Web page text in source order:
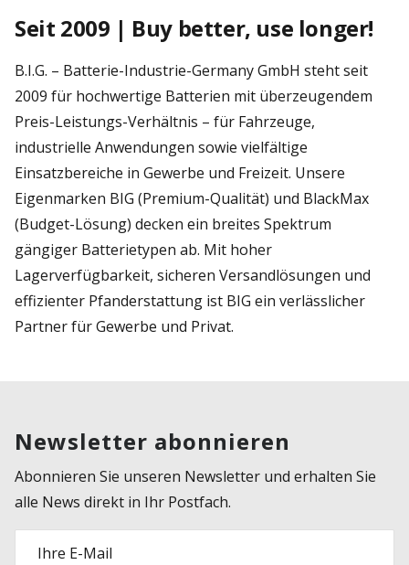
Seit 2009 | Buy better, use longer!
B.I.G. – Batterie-Industrie-Germany GmbH steht seit
2009 für hochwertige Batterien mit überzeugendem
Preis-Leistungs-Verhältnis – für Fahrzeuge,
industrielle Anwendungen sowie vielfältige
Einsatzbereiche in Gewerbe und Freizeit. Unsere
Eigenmarken BIG (Premium-Qualität) und BlackMax
(Budget-Lösung) decken ein breites Spektrum
gängiger Batterietypen ab. Mit hoher
Lagerverfügbarkeit, sicheren Versandlösungen und
effizienter Pfanderstattung ist BIG ein verlässlicher
Partner für Gewerbe und Privat.
Newsletter abonnieren
Abonnieren Sie unseren Newsletter und erhalten Sie
alle News direkt in Ihr Postfach.
Ihre E-Mail